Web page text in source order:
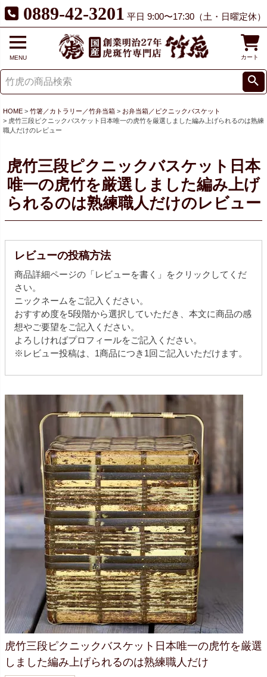
0889-42-3201 平日 9:00〜17:30（土・日曜定休）
MENU カート
HOME 竹箸／カトラリー／竹弁当箱
お弁当箱／ピクニックバスケット
虎竹三段ピクニックバスケット日本唯一の虎竹を厳選しました編み上げられるのは熟練
職人だけのレビュー
虎竹三段ピクニックバスケット日本
唯一の虎竹を厳選しました編み上げ
られるのは熟練職人だけのレビュー
レビューの投稿方法
商品詳細ページの「レビューを書く」をクリックしてくだ
さい。
ニックネームをご記入ください。
おすすめ度を5段階から選択していただき、本文に商品の感
想やご要望をご記入ください。
よろしければプロフィールをご記入ください。
※レビュー投稿は、1商品につき1回ご記入いただけます。
虎竹三段ピクニックバスケット 日本唯一の虎竹を厳選
しました編み上げられるのは熟練職人だけ